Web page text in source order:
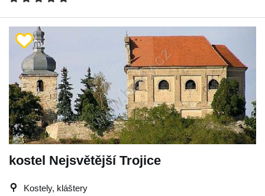
kostel Nejsvětější Trojice
Kostely, kláštery